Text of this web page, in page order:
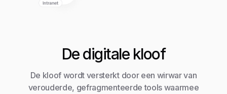
De digitale kloof
De kloof wordt versterkt door een wirwar van
verouderde, gefragmenteerde tools waarmee